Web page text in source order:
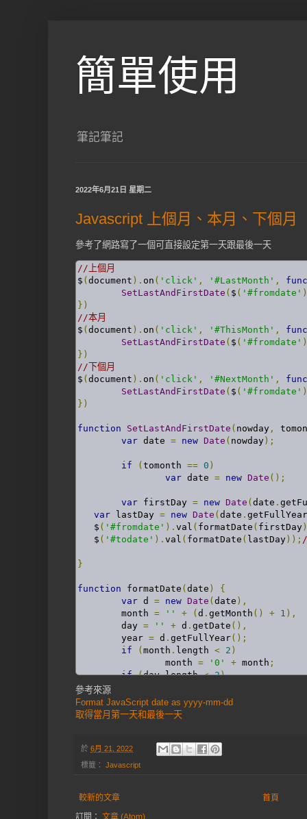
簡單使用
筆記筆記
2022年6月21日 星期二
Javascript 上個月、本月、下個月
參考了網路寫了一個可直接設定第一天跟最後一天
//上個月
$ ( document ). on ( 'click' , '#LastMonth' ,
SetLastAndFirstDate ( $ ( '#fromdate'
})
//本月
$ ( document ). on ( 'click' , '#ThisMonth' ,
SetLastAndFirstDate ( $ ( '#fromdate'
})
//下個月
$ ( document ). on ( 'click' , '#NextMonth' ,
SetLastAndFirstDate ( $ ( '#fromdate'
})
function SetLastAndFirstDate ( nowday ,
var date = new Date ( nowday );
if ( tomonth == 0 )
var date = new Date ();
var firstDay = new Date ( date .
var lastDay = new Date ( date . getFullYear
   $
( '#fromdate' ). val ( formatDate ( firstDay
   $
( '#todate' ). val ( formatDate ( lastDay ));
}
function formatDate ( date )
{
var d = new Date ( date ),
	month
= '' + ( d . getMonth () + 1 ),
	day
= '' + d . getDate (),
	year
= d . getFullYear();
if
( month . length < 2 )
		month
= '0' + month ;
if (day.length < 2)
return [year, month, day
}
參考來源
Format JavaScript date as yyyy-mm-dd
取得當月第一天和最後一天
於 6月 21, 2022
標籤： Javascript
較新的文章
首頁
訂閱： 文章 (Atom)